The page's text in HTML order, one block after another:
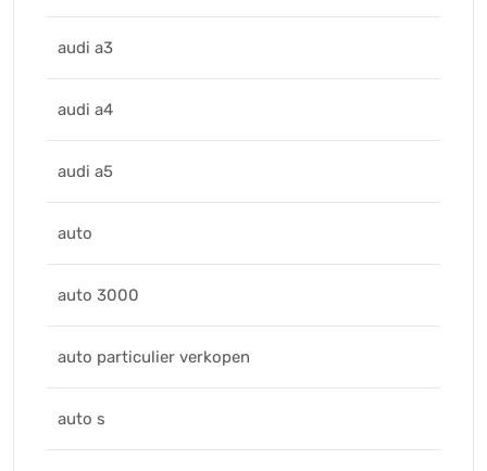
audi a3
audi a4
audi a5
auto
auto 3000
auto particulier verkopen
auto s